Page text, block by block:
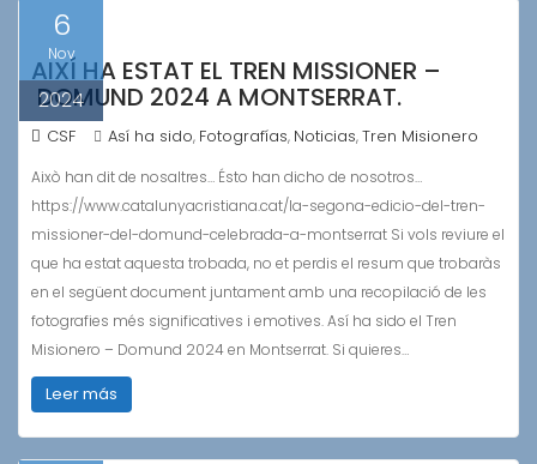
6
Nov
2024
AIXÍ HA ESTAT EL TREN MISSIONER –
DOMUND 2024 A MONTSERRAT.
CSF Así ha sido, Fotografías, Noticias,Tren Misionero
Això han dit de nosaltres… Ésto han dicho de nosotros…
https://www.catalunyacristiana.cat/la-segona-edicio-del-tren-
missioner-del-domund-celebrada-a-montserrat Si vols reviure el
que ha estat aquesta trobada, no et perdis el resum que trobaràs
en el següent document juntament amb una recopilació de les
fotografies més significatives i emotives. Así ha sido el Tren
Misionero – Domund 2024 en Montserrat. Si quieres…
Leer más